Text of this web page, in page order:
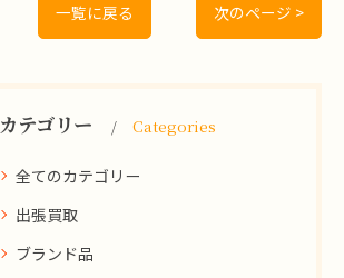
一覧に戻る 次のページ >
カテゴリー Categories
全てのカテゴリー
出張買取
ブランド品